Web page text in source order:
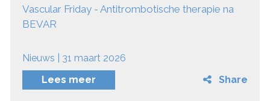
Vascular Friday - Antitrombotische therapie na
BEVAR
Nieuws | 31 maart 2026
Lees meer
Share